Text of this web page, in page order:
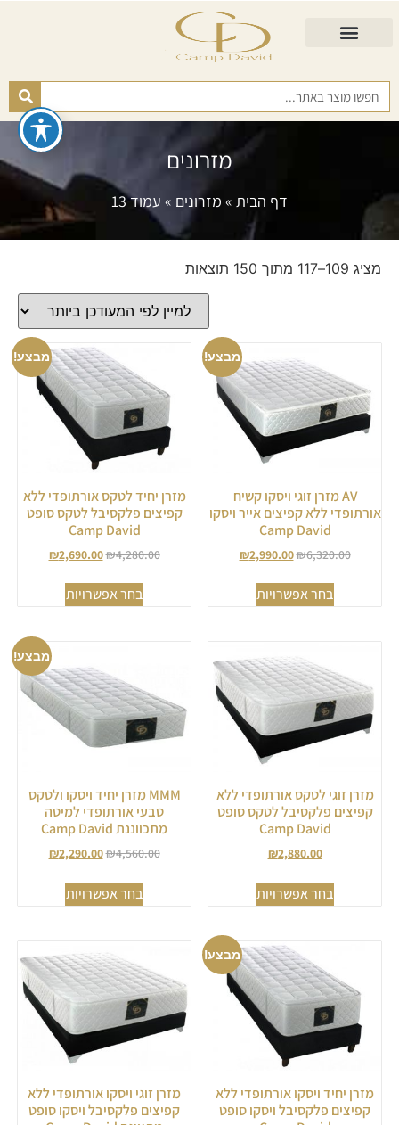
מזרונים
דף הבית » מזרונים » עמוד 13
מציג 109–117 מתוך 150 תוצאות
מבצע!
AV מזרן זוגי ויסקו קשיח
אורתופדי ללא קפיצים אייר ויסקו
Camp David
₪6,320.00
₪2,990.00
בחר אפשרויות
מבצע!
מזרן יחיד לטקס אורתופדי ללא
קפיצים פלקסיבל לטקס סופט
Camp David
₪4,280.00
₪2,690.00
בחר אפשרויות
מזרן זוגי לטקס אורתופדי ללא
קפיצים פלקסיבל לטקס סופט
Camp David
₪2,880.00
בחר אפשרויות
מבצע!
MMM מזרן יחיד ויסקו ולטקס
טבעי אורתופדי למיטה
מתכווננת Camp David
₪4,560.00
₪2,290.00
בחר אפשרויות
מבצע!
מזרן יחיד ויסקו אורתופדי ללא
קפיצים פלקסיבל ויסקו סופט
מזרן זוגי ויסקו אורתופדי ללא
קפיצים פלקסיבל ויסקו סופט